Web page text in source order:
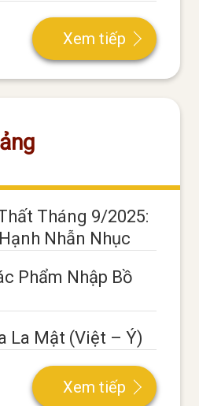
Xem tiếp
Tháng 9/2025:
Nhẫn Nhục
Phẩm Nhập Bồ
La Mật (Việt – Ý)
Xem tiếp